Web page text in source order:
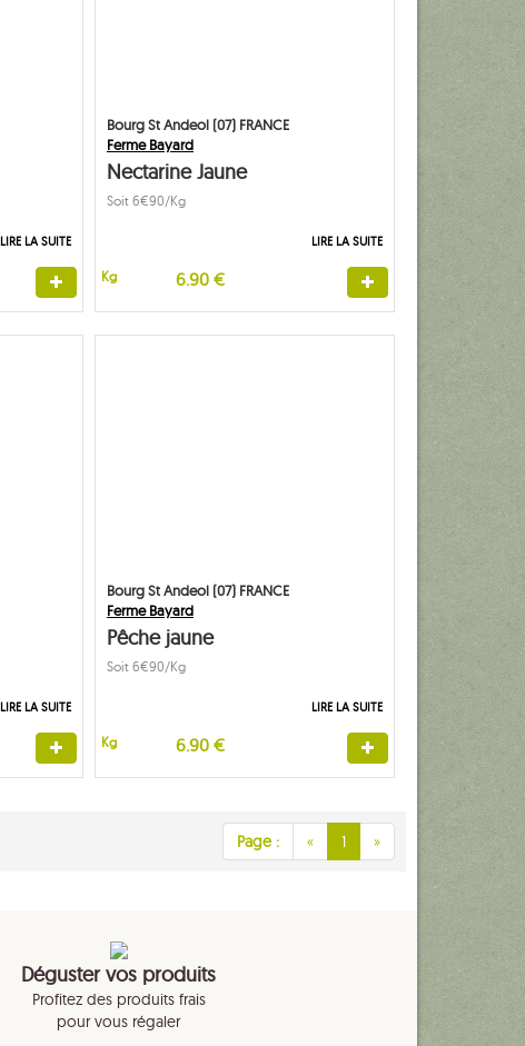
LIRE LA SUITE
Bourg St Andeol (07) FRANCE
Ferme Bayard
Nectarine Jaune
Soit 6€90/Kg
LIRE LA SUITE
Kg 6.90 €
LIRE LA SUITE
Bourg St Andeol (07) FRANCE
Ferme Bayard
Pêche jaune
Soit 6€90/Kg
LIRE LA SUITE
Kg 6.90 €
Page : « 1 »
Déguster vos produits
Profitez des produits frais
pour vous régaler